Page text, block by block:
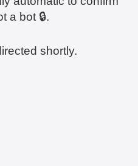
a bot 🔒.
shortly.